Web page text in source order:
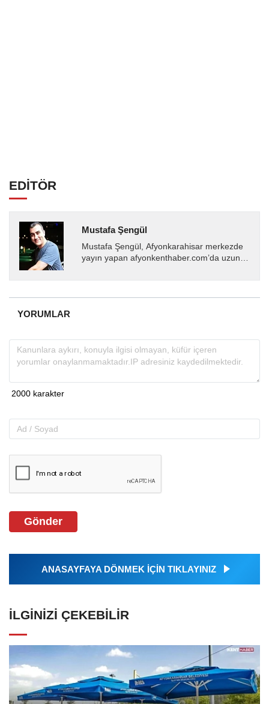
EDİTÖR
Mustafa Şengül
Mustafa Şengül, Afyonkarahisar merkezde
yayın yapan afyonkenthaber.com’da uzun
almakta, haber akışı...
YORUMLAR
Gönder
ANASAYFAYA DÖNMEK İÇİN TIKLAYINIZ
İLGINIZI ÇEKEBILIR